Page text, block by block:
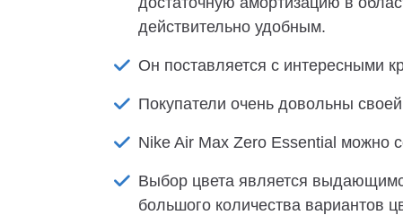
действительно удобным.
Он поставляется с интересными
Покупатели очень довольны
Nike Air Max Zero Essential можно
Выбор цвета является
большого количества вариантов